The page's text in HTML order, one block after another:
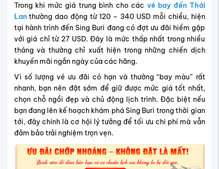
Trong khi mức giá trung bình cho các vé bay đến Thái
Lanthường dao động từ 120 – 340 USD mỗi chiều, hiện
tại hành trình đến Sing Buri đang có đợt ưu đãi hiếm gặp
với giá chỉ từ 27 USD. Đây là mức thấp nhất trong nhiều
tháng và thường chỉ xuất hiện trong những chiến dịch
khuyến mãi ngắn ngày của các hãng.
Vì số lượng vé ưu đãi có hạn và thường “bay màu” rất
nhanh, bạn nên đặt sớm để giữ được mức giá tốt nhất,
chọn chỗ ngồi đẹp và chủ động lịch trình. Đặc biệt nếu
bạn đang lên kế hoạch khám phá Sing Buri trong thời gian
tới, đây chính là cơ hội lý tưởng để tối ưu chi phí mà vẫn
đảm bảo trải nghiệm trọn vẹn.